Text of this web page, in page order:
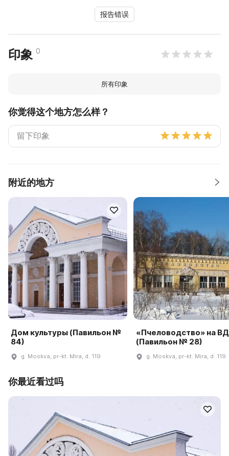
报告错误
印象 0
所有印象
你觉得这个地方怎么样？
附近的地方
Дом культуры (Павильон №
84)
g. Moskva, pr-kt. Mira, d. 119
«Пчеловодство» на
(Павильон № 28)
g. Moskva, pr-kt. Mira, d. 119
你最近看过吗